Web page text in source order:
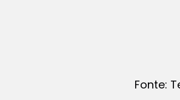
Fonte: